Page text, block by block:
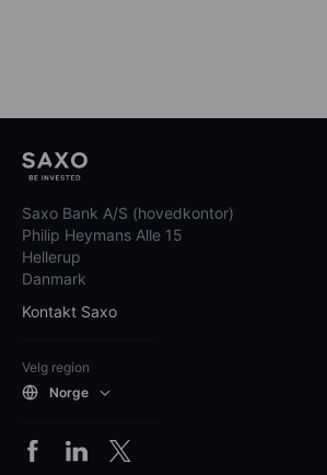
Saxo Bank A/S (hovedkontor)
Philip Heymans Alle 15
Hellerup
Danmark
Kontakt Saxo
Velg region
Norge